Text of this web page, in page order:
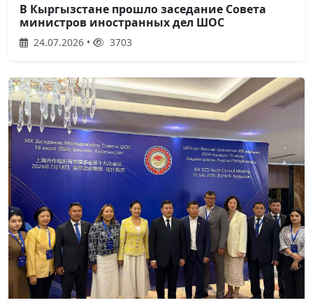
В Кыргызстане прошло заседание Совета
министров иностранных дел ШОС
24.07.2026 • 3703